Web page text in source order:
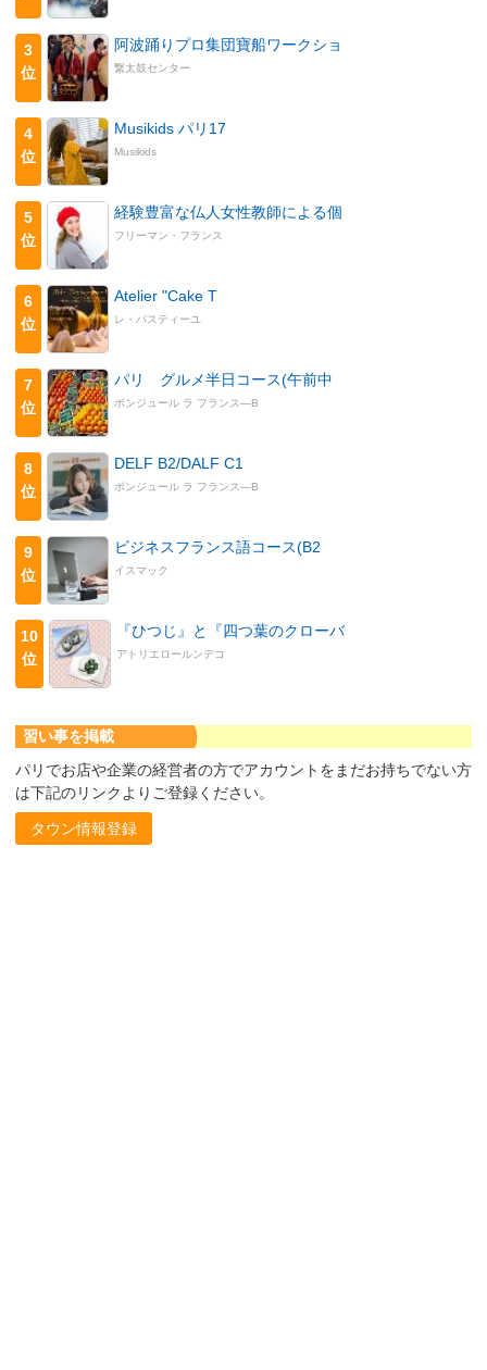
3
位
阿波踊りプロ集団寶船ワークショ
繋太鼓センター
4
位
Musikids パリ17
Musikids
5
位
経験豊富な仏人女性教師による個
フリーマン・フランス
6
位
Atelier "Cake T
レ・パスティーユ
7
位
パリ グルメ半日コース(午前中
ボンジュール ラ フランス―B
8
位
DELF B2/DALF C1
ボンジュール ラ フランス―B
9
位
ビジネスフランス語コース(B2
イスマック
10
位
『ひつじ』と『四つ葉のクローバ
アトリエロールンデコ
習い事を掲載
パリでお店や企業の経営者の方でアカウントをまだお持ちでない方
は下記のリンクよりご登録ください。
タウン情報登録